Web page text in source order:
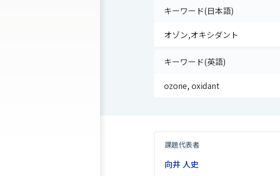
キーワード(日本語)
オゾン,オキシダント
キーワード(英語)
ozone, oxidant
課題代表者
向井 人史